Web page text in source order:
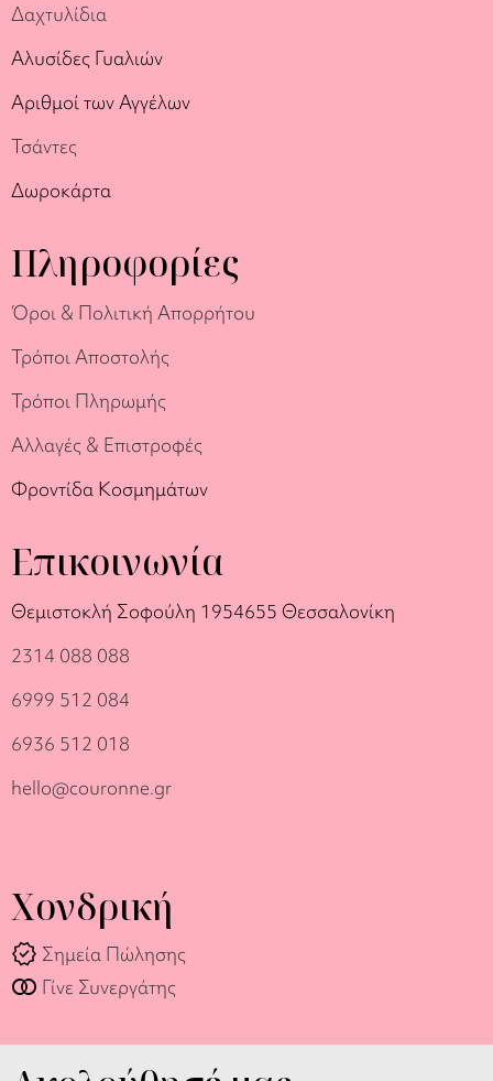
Δαχτυλίδια
Αλυσίδες Γυαλιών
Αριθμοί των Αγγέλων
Τσάντες
Δωροκάρτα
Πληροφορίες
Όροι & Πολιτική Απορρήτου
Τρόποι Αποστολής
Τρόποι Πληρωμής
Αλλαγές & Επιστροφές
Φροντίδα Κοσμημάτων
Επικοινωνία
Θεμιστοκλή Σοφούλη 1954655 Θεσσαλονίκη
2314 088 088
6999 512 084
6936 512 018
hello@couronne.gr
Χονδρική
verified Σημεία Πώλησης
join_full Γίνε Συνεργάτης